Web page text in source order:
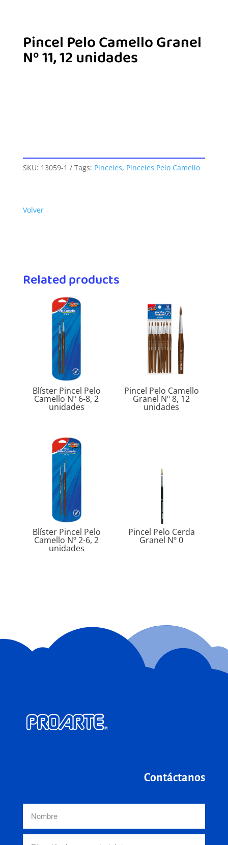
Pincel Pelo Camello Granel
Nº 11, 12 unidades
SKU: 13059-1 Tags: Pinceles, Pinceles Pelo Camello
Volver
Related products
Blíster Pincel Pelo
Camello Nº 6-8, 2
unidades
Pincel Pelo Camello
Granel Nº 8, 12
unidades
Blíster Pincel Pelo
Camello Nº 2-6, 2
unidades
Pincel Pelo Cerda
Granel Nº 0
Contáctanos